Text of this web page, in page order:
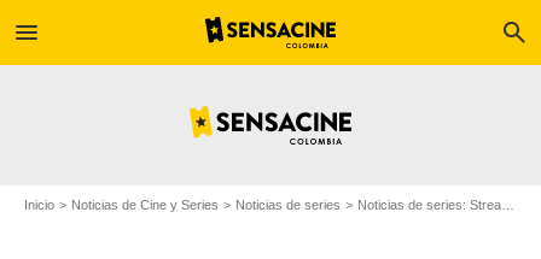
menu search
Inicio Noticias de Cine y Series Noticias de series Noticias de series: Streaming